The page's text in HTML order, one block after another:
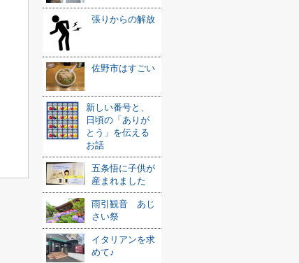
張りからの解放
佐野市はすごい
新しい番号と、
日頃の「ありが
とう」を伝える
お話
五条悟に子供が
産まれました
雨引観音 あじ
さい祭
イタリアンを求
めて♪